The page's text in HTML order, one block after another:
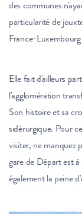
des communes
particularité de
France-
Elle fait d'ailleurs
l'agglomération
Son histoire et sa
sidérurgique. Pour
visiter, ne manquez
gare de Départ est
également la peine